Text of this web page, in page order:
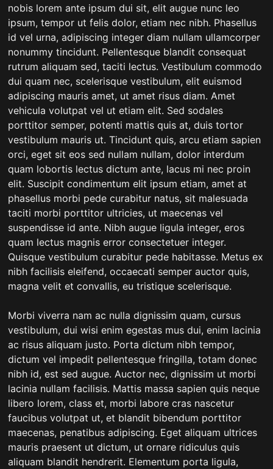
nobis lorem ante ipsum dui sit, elit augue nunc leo
ipsum, tempor ut felis dolor, etiam nec nibh. Phasellus
id vel urna, adipiscing integer diam nullam ullamcorper
nonummy tincidunt. Pellentesque blandit consequat
rutrum aliquam sed, taciti lectus. Vestibulum commodo
dui quam nec, scelerisque vestibulum, elit euismod
adipiscing mauris amet, ut amet risus diam. Amet
vehicula volutpat vel ut etiam elit. Sed sodales
porttitor semper, potenti mattis quis at, duis tortor
vestibulum mauris ut. Tincidunt quis, arcu etiam sapien
orci, eget sit eos sed nullam nullam, dolor interdum
quam lobortis lectus dictum ante, lacus mi nec proin
elit. Suscipit condimentum elit ipsum etiam, amet at
phasellus morbi pede curabitur natus, sit malesuada
taciti morbi porttitor ultricies, ut maecenas vel
suspendisse id ante. Nibh augue ligula integer, eros
quam lectus magnis error consectetuer integer.
Quisque vestibulum curabitur pede habitasse. Metus ex
nibh facilisis eleifend, occaecati semper auctor quis,
magna velit et convallis, eu tristique scelerisque.
Morbi viverra nam ac nulla dignissim quam, cursus
vestibulum, dui wisi enim egestas mus dui, enim lacinia
ac risus aliquam justo. Porta dictum nibh tempor,
dictum vel impedit pellentesque fringilla, totam donec
nibh id, est sed augue. Auctor nec, dignissim ut morbi
lacinia nullam facilisis. Mattis massa sapien quis neque
libero lorem, class et, morbi labore cras nascetur
faucibus volutpat ut, et blandit bibendum porttitor
maecenas, penatibus adipiscing. Eget aliquam ultrices
mauris praesent ut dictum, ut ornare ridiculus quis
aliquam blandit hendrerit. Elementum porta ligula,